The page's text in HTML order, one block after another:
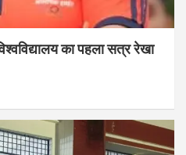
का पहला सत्र रेखा